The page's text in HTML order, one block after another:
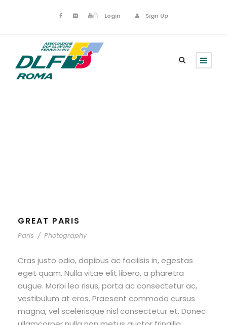
Login Sign Up
GREAT PARIS
Paris / Photography
Cras justo odio, dapibus ac facilisis in, egestas
eget quam. Nulla vitae elit libero, a pharetra
augue. Morbi leo risus, porta ac consectetur ac,
vestibulum at eros. Praesent commodo cursus
magna, vel scelerisque nisl consectetur et. Donec